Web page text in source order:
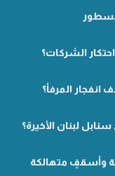
الشركات؟
المرفأ؟
لبنان الأخيرة؟
وأسقفٍ متهالكة